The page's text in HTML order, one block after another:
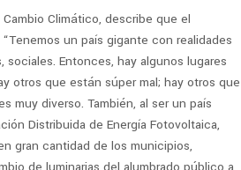
Climático, describe que el
un país gigante con realidades
Entonces, hay algunos lugares
otros que están súper mal; hay otros que
muy diverso. También, al ser un país
Distribuida de Energía Fotovoltaica,
gran cantidad de los municipios,
de luminarias del alumbrado público a